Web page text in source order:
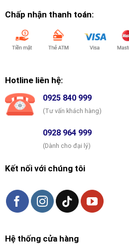
Chấp nhận thanh toán:
Hotline liên hệ:
0925 840 999
(Tư vấn khách hàng)
0928 964 999
(Dành cho đại lý)
Kết nối với chúng tôi
Hệ thống cửa hàng